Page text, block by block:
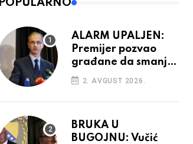
POPULARNO
ALARM UPALJEN:
Premijer pozvao
građane da smanje
potrošnju struje
2. AVGUST 2026.
BRUKA U
BUGOJNU: Vučić